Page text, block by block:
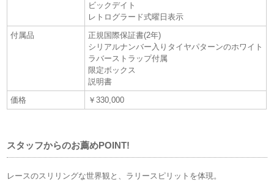
ビックデイト
レトログラード式曜日表示
付属品
正規国際保証書(2年)
シリアルナンバー入りタイヤパターンのホワイト
ラバーストラップ付属
限定ボックス
説明書
価格
￥330,000
スタッフからのお薦めPOINT!
レースのスリリングな世界観と、ラリースピリットを体現。